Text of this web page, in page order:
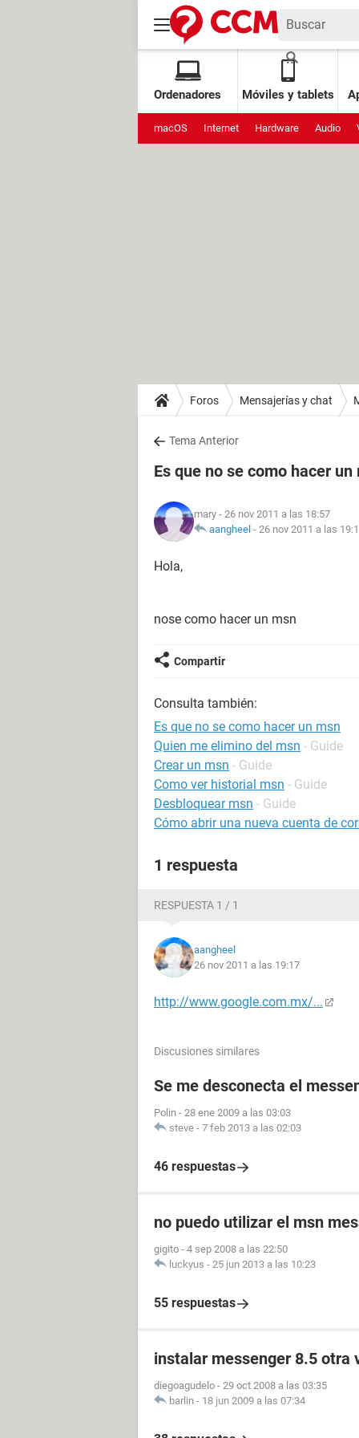
Ordenadores Móviles y tablets
macOS Internet Hardware Audio
Foros Mensajerías y chat
Tema Anterior
Es que no se como hacer un
mary - 26 nov 2011 a las 18:57
aangheel - 26 nov 2011 a las
Hola,
nose como hacer un msn
Compartir
Consulta también:
Es que no se como hacer un msn
Quien me elimino del msn - Guide
Crear un msn - Guide
Como ver historial msn - Guide
Desbloquear msn - Guide
Cómo abrir una nueva cuenta de
1 respuesta
RESPUESTA 1 / 1
aangheel
26 nov 2011 a las 19:17
http://www.google.com.mx/...
Discusiones similares
Se me desconecta el
Polin - 28 ene 2009 a las 03:03
steve - 7 feb 2013 a las 02:03
46 respuestas
no puedo utilizar el msn
gigito - 4 sep 2008 a las 22:50
luckyus - 25 jun 2013 a las 10:23
55 respuestas
instalar messenger 8.5 otra
diegoagudelo - 29 oct 2008 a las 03:35
barlin - 18 jun 2009 a las 07:34